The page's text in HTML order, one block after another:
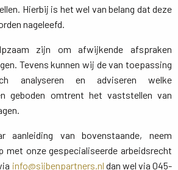
Hierbij is het wel van belang dat deze
nageleefd.
zijn om afwijkende afspraken
Tevens kunnen wij de van toepassing
analyseren en adviseren welke
geboden omtrent het vaststellen van
aanleiding van bovenstaande, neem
met onze gespecialiseerde arbeidsrecht
info@sijbenpartners.nl dan wel via 045-